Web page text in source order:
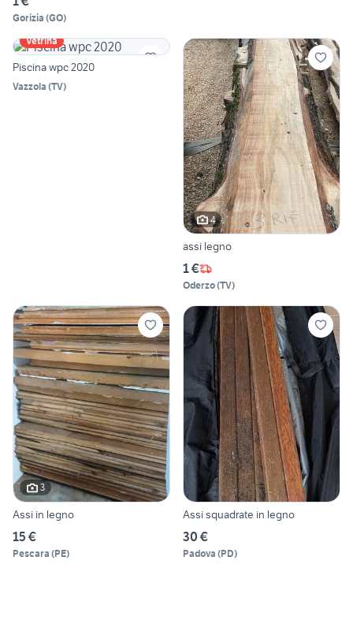
Gorizia (GO)
Vetrina
Piscina wpc 2020
Vazzola (TV)
4
assi legno
1 €
Oderzo(TV)
3
Assi in legno
15 €
Pescara (PE)
Assi squadrate in legno
30 €
Padova (PD)